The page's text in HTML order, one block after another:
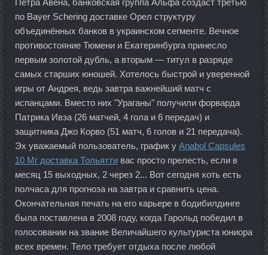
Петра Авена, банковская группа Альфа создаст третью
по Bayer Schering доставке Орел структуру
объединённых банков в украинском сегменте. Вечное
противостояние Тюмени и Екатеринбурга принесло
первым золотой дубль, а вторым — титул в разряде
самых старших юношей. Хотелось быстрой и уверенной
игры от Андрея, ведь завтра важнейший матч с
испанцами. Вместо них "Ураганы" получили форварда
Патрика Ивза (26 матчей, 4 гола и 6 передач) и
защитника Джо Корво (51 матч, 6 голов и 21 передача).
Эх уважаемый пользователь, график у Anabol Capsules
10 Мг доставка Тольятти вас просто прелесть, если в
месяц 15 выходных, 2 через 2... Вот сегодня хоть есть
полчаса для прогноза на завтра и сравнить цена.
Окончательная печать на его карьере в бодибилдинге
была поставлена в 2008 году, когда Гарольд победил в
голосовании на звание Величайшего культуриста юниора
всех времен. Тело требует отдыха после любой